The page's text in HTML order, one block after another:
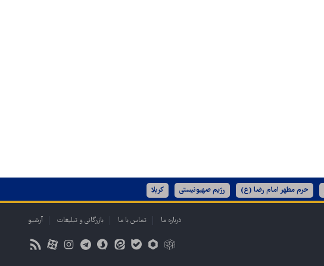
حرم مطهر امام رضا (ع) رژیم صهیونیستی کربلا
درباره ما تماس با ما بازرگانی و تبلیغات آرشیو